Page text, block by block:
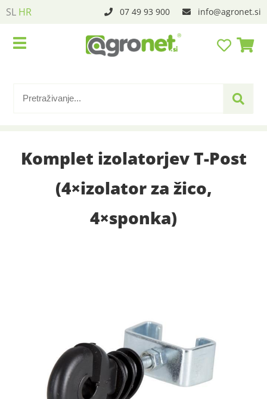
SL HR 07 49 93 900 info agronet.si
Komplet izolatorjev T-Post
(4×izolator za žico,
4×sponka)